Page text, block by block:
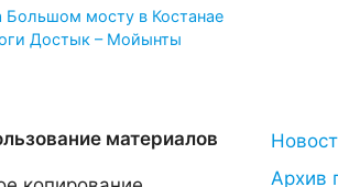
мосту в Костанае
Достык – Мойынты
материалов
Архив